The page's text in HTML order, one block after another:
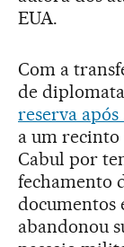
EUA.
Com a
de
reserva
a um
Cabul por
fechamento
documentos
abandonou